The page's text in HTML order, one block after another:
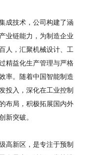
成技术，公司构建了涵
业链能力，为制造企业
人，汇聚机械设计、工
精益化生产管理与严格
率。随着中国智能制造
投入，深化在工业控制
布局，积极拓展国内外
新突破。
高新区，是专注于预制